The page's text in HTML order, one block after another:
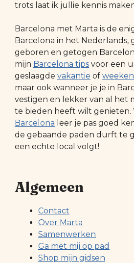
trots laat ik jullie kennis
Barcelona met Marta is de
Barcelona in het Nederlands,
geboren en getogen
mijn Barcelona tips voor een
geslaagde vakantie of
maar ook wanneer je je in
vestigen en lekker van al het
te bieden heeft wilt genieten.
Barcelona leer je pas goed
de gebaande paden durft te
een echte local volgt!
Algemeen
Contact
Over Marta
Samenwerken
Ga met mij op pad
Shop mijn gidsen